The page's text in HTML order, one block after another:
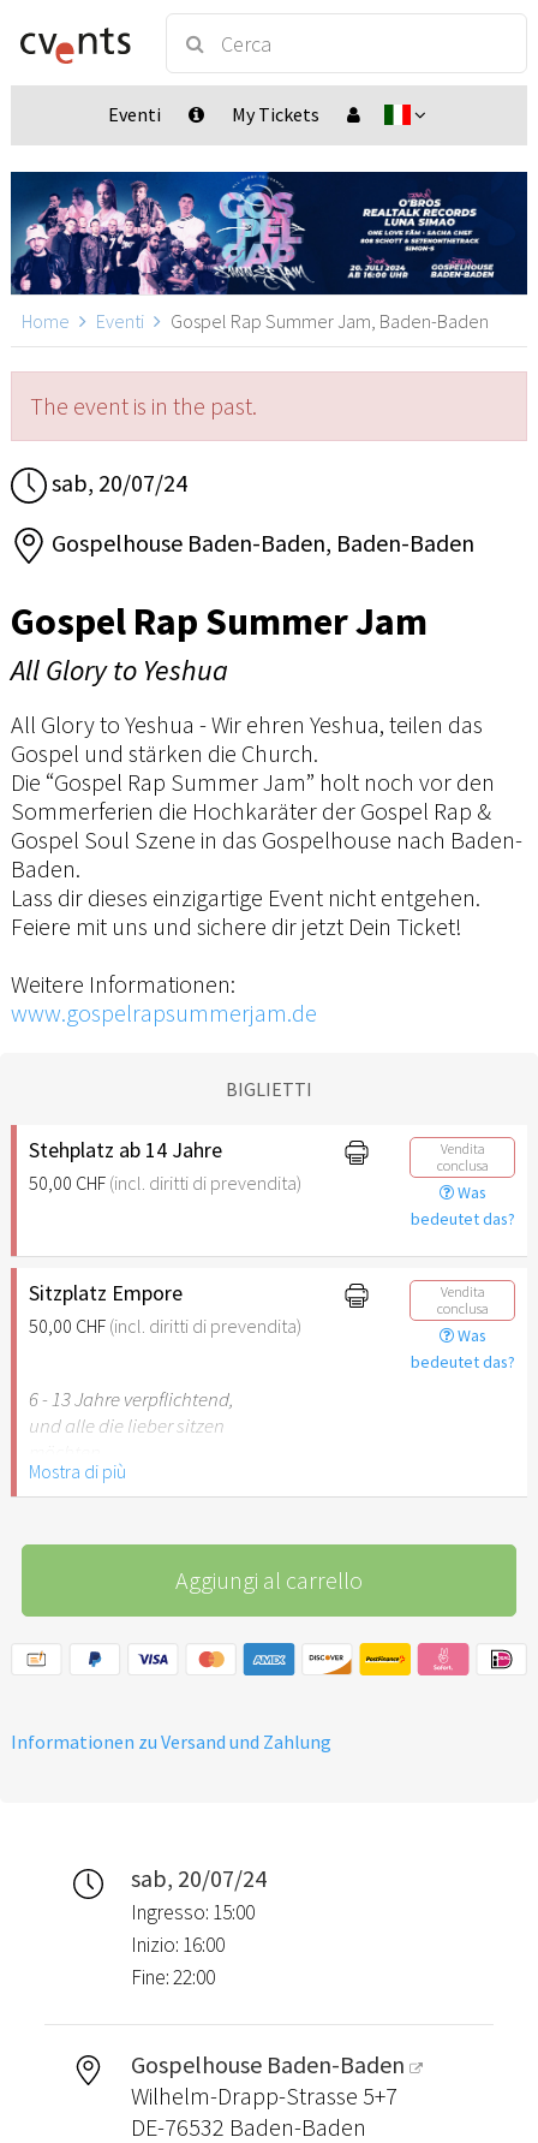
Eventi My Tickets
Home Eventi Gospel Rap Summer Jam, Baden-Baden
The event is in the past.
sab, 20/07/24
Gospelhouse Baden-Baden, Baden-Baden
Gospel Rap Summer Jam
All Glory to Yeshua
All Glory to Yeshua - Wir ehren Yeshua, teilen das
Gospel und stärken die Church.
Die “Gospel Rap Summer Jam” holt noch vor den
Sommerferien die Hochkaräter der Gospel Rap &
Gospel Soul Szene in das Gospelhouse nach Baden-
Baden.
Lass dir dieses einzigartige Event nicht entgehen.
Feiere mit uns und sichere dir jetzt Dein Ticket!
Weitere Informationen:
www.gospelrapsummerjam.de
BIGLIETTI
Stehplatz ab 14 Jahre
50,00 CHF (incl. diritti di prevendita)
Vendita
conclusa
Was
bedeutet das?
Sitzplatz Empore
50,00 CHF (incl. diritti di prevendita)
Vendita
conclusa
Was
bedeutet das?
6 - 13 Jahre verpflichtend,
und alle die lieber sitzen
Mostra di più
Aggiungi al carrello
Informationen zu Versand und Zahlung
sab, 20/07/24
Ingresso: 15:00
Inizio: 16:00
Fine: 22:00
Gospelhouse Baden-Baden
Wilhelm-Drapp-Strasse 5+7
DE-76532 Baden-Baden